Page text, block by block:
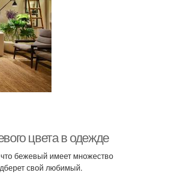
цвета в одежде
бежевый имеет множество
свой любимый.